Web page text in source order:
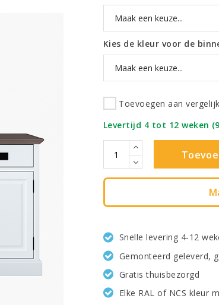
Kies de kleur voor de
Toevoegen aan
Levertijd 4 tot 12 weken
Snelle levering 4-12
Gemonteerd geleverd,
Gratis thuisbezorgd
Elke RAL of NCS kleur